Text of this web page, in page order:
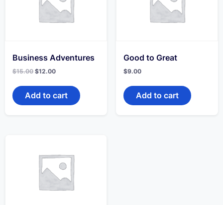
Business Adventures
$15.00 Original
was:
$15.00.
$12.00Current
is:
$12.00.
Add to cart
Good to Great
$9.00
Add to cart